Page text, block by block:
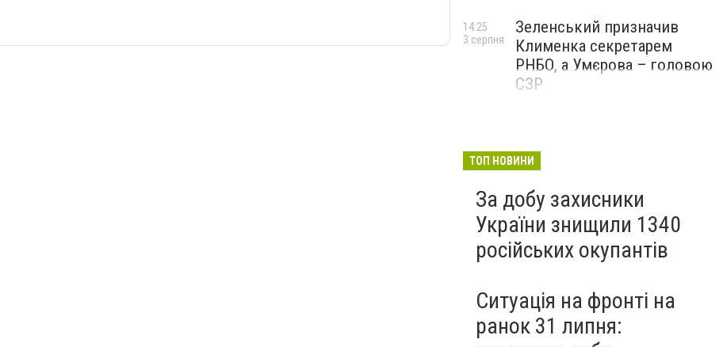
Зеленський призначив
Клименка секретарем
РНБО, а Умєрова – головою
СЗР
14:25
3 серпня
ТОП НОВИНИ
За добу захисники
України знищили 1340
російських окупантів
Ситуація на фронті на
ранок 31 липня: